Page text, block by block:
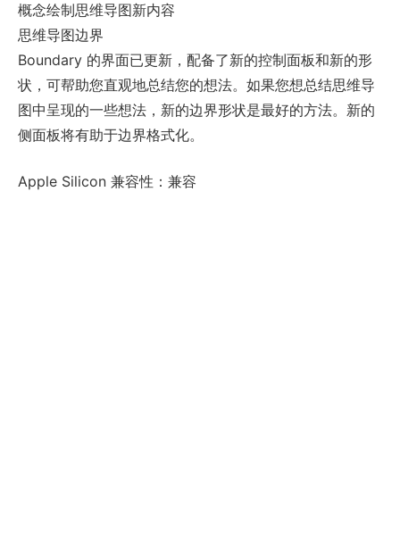
概念绘制思维导图新内容
思维导图边界
Boundary 的界面已更新，配备了新的控制面板和新的形
状，可帮助您直观地总结您的想法。如果您想总结思维导
图中呈现的一些想法，新的边界形状是最好的方法。新的
侧面板将有助于边界格式化。
Apple Silicon 兼容性：兼容